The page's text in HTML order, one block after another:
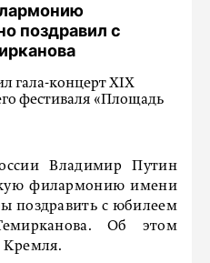
поздравил с
гала-концерт XIX
фестиваля «Площадь
Владимир Путин
филармонию имени
поздравить с юбилеем
Об этом
Кремля.